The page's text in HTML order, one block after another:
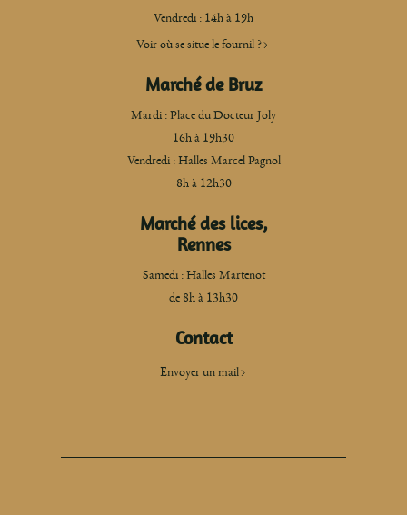
Vendredi : 14h à 19h
Voir où se situe le fournil ?
Marché de Bruz
Mardi : Place du Docteur Joly
16h à 19h30
Vendredi : Halles Marcel Pagnol
8h à 12h30
Marché des lices,
Rennes
Samedi : Halles Martenot
de 8h à 13h30
Contact
Envoyer un mail